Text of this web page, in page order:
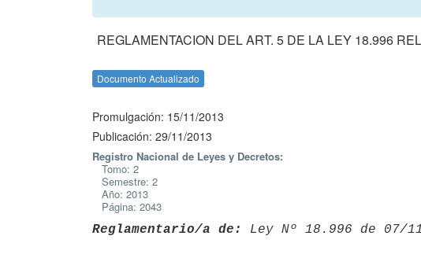
REGLAMENTACION DEL ART. 5 DE LA LEY 18.996
Documento Actualizado
Promulgación: 15/11/2013
Publicación: 29/11/2013
Registro Nacional de Leyes y Decretos:
Tomo: 2
Semestre: 2
Año: 2013
Página: 2043
Reglamentario/a de: Ley Nº 18.996 de 07/